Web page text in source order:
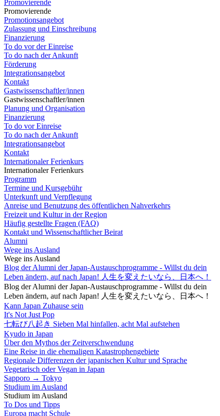
Promovierende
Promovierende
Promotionsangebot
Zulassung und Einschreibung
Finanzierung
To do vor der Einreise
To do nach der Ankunft
Förderung
Integrationsangebot
Kontakt
Gastwissenschaftler/innen
Gastwissenschaftler/innen
Planung und Organisation
Finanzierung
To do vor Einreise
To do nach der Ankunft
Integrationsangebot
Kontakt
Internationaler Ferienkurs
Internationaler Ferienkurs
Programm
Termine und Kursgebühr
Unterkunft und Verpflegung
Anreise und Benutzung des öffentlichen Nahverkehrs
Freizeit und Kultur in der Region
Häufig gestellte Fragen (FAQ)
Kontakt und Wissenschaftlicher Beirat
Alumni
Wege ins Ausland
Wege ins Ausland
Blog der Alumni der Japan-Austauschprogramme - Willst du dein
Leben ändern, auf nach Japan! 人生を変えたいなら、日本へ！
Blog der Alumni der Japan-Austauschprogramme - Willst du dein
Leben ändern, auf nach Japan! 人生を変えたいなら、日本へ！
Kann Japan Zuhause sein
It's Not Just Pop
七転び八起き Sieben Mal hinfallen, acht Mal aufstehen
Kyudo in Japan
Über den Mythos der Zeitverschwendung
Eine Reise in die ehemaligen Katastrophengebiete
Regionale Differenzen der japanischen Kultur und Sprache
Vegetarisch oder Vegan in Japan
Sapporo → Tokyo
Studium im Ausland
Studium im Ausland
To Dos und Tipps
Europa macht Schule